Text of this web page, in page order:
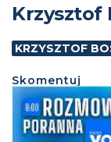
Krzysztof
KRZYSZTOF
Skomentuj